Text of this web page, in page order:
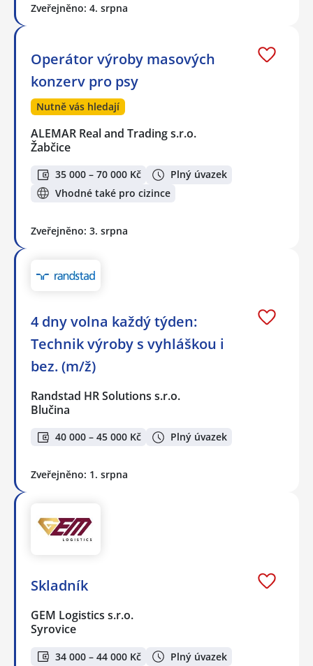
Zveřejněno: 4. srpna
Operátor výroby masových
konzerv pro psy
Nutně vás hledají
ALEMAR Real and Trading s.r.o.
Žabčice
35 000 – 70 000 Kč
Plný úvazek
Vhodné také pro cizince
Zveřejněno: 3. srpna
4 dny volna každý týden:
Technik výroby s vyhláškou i
bez. (m/ž)
Randstad HR Solutions s.r.o.
Blučina
40 000 – 45 000 Kč Plný úvazek
Zveřejněno: 1. srpna
Skladník
GEM Logistics s.r.o.
Syrovice
34 000 – 44 000 Kč Plný úvazek